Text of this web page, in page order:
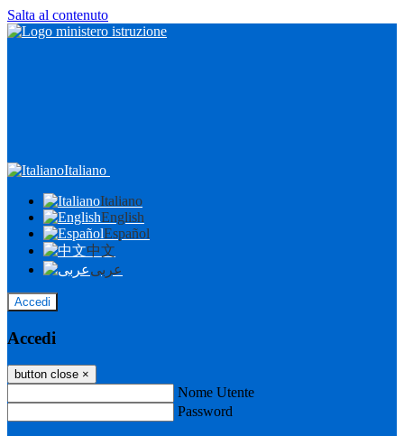
Salta al contenuto
Italiano
Italiano
English
Español
中文
عربى
Accedi
Accedi
button close ×
Nome Utente
Password